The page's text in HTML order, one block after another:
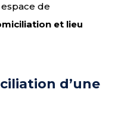
de
et lieu
d’une